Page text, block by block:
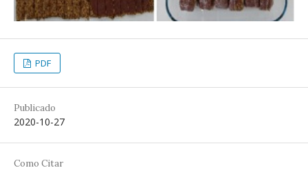
PDF
Publicado
2020-10-27
Como Citar